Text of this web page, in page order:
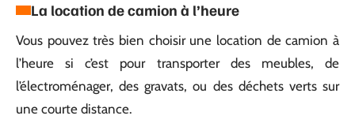
La location de camion à l’heure
Vous pouvez très bien choisir une location de camion à
l’heure si c’est pour transporter des meubles, de
l’électroménager, des gravats, ou des déchets verts sur
une courte distance.